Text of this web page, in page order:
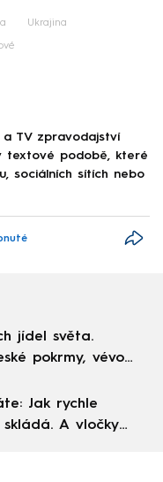
Ukrajina
a TV zpravodajství
textové podobě, které
sociálních sítích nebo
jídel světa.
pokrmy, vévodí
Jak rychle
A vločky